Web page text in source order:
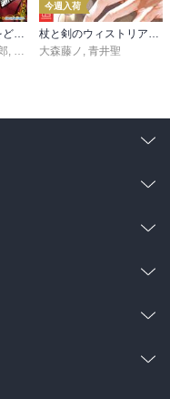
町人Ａは悪役令嬢をどうしても救いたい ～どぶと空と氷の姫君～１０【電子書店共通特典イラスト付】
, Parum
今週入荷
杖と剣のウィストリア（１６）
大森藤ノ , 青井聖